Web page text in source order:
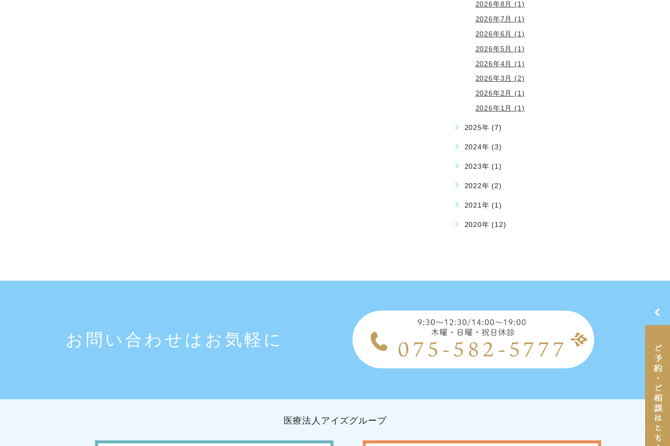
2026年8月 (1)
2026年7月 (1)
2026年6月 (1)
2026年5月 (1)
2026年4月 (1)
2026年3月 (2)
2026年2月 (1)
2026年1月 (1)
2025年 (7)
2024年 (3)
2023年 (1)
2022年 (2)
2021年 (1)
2020年 (12)
お問い合わせはお気軽に
医療法人アイズグループ